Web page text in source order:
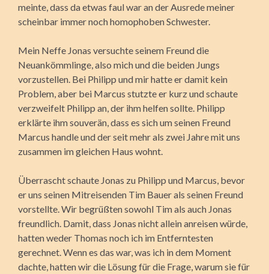
meinte, dass da etwas faul war an der Ausrede meiner
scheinbar immer noch homophoben Schwester.
Mein Neffe Jonas versuchte seinem Freund die
Neuankömmlinge, also mich und die beiden Jungs
vorzustellen. Bei Philipp und mir hatte er damit kein
Problem, aber bei Marcus stutzte er kurz und schaute
verzweifelt Philipp an, der ihm helfen sollte. Philipp
erklärte ihm souverän, dass es sich um seinen Freund
Marcus handle und der seit mehr als zwei Jahre mit uns
zusammen im gleichen Haus wohnt.
Überrascht schaute Jonas zu Philipp und Marcus, bevor
er uns seinen Mitreisenden Tim Bauer als seinen Freund
vorstellte. Wir begrüßten sowohl Tim als auch Jonas
freundlich. Damit, dass Jonas nicht allein anreisen würde,
hatten weder Thomas noch ich im Entferntesten
gerechnet. Wenn es das war, was ich in dem Moment
dachte, hatten wir die Lösung für die Frage, warum sie für